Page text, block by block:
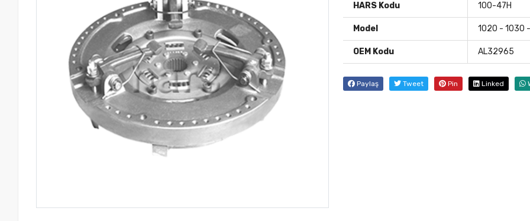
HARS Kodu 100-47H
Model 1020 - 1030
OEM Kodu AL32965
Paylaş Tweet Pin Linked